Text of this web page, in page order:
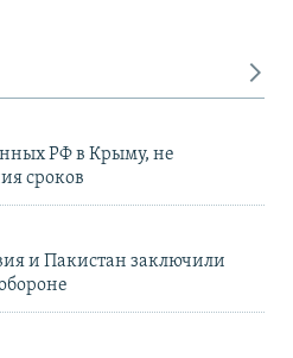
РФ в Крыму, не
сроков
и Пакистан заключили